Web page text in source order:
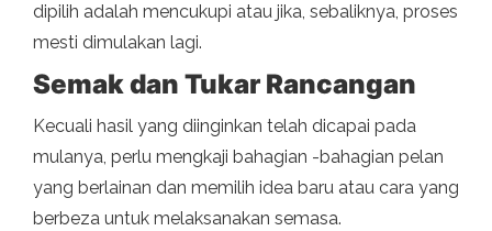
dipilih adalah mencukupi atau jika, sebaliknya, proses
mesti dimulakan lagi.
Semak dan Tukar Rancangan
Kecuali hasil yang diinginkan telah dicapai pada
mulanya, perlu mengkaji bahagian -bahagian pelan
yang berlainan dan memilih idea baru atau cara yang
berbeza untuk melaksanakan semasa.